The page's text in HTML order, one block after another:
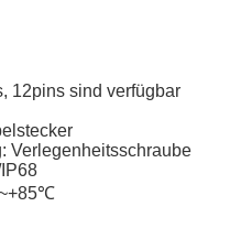
12pins sind verfügbar
Verlegenheitsschraube